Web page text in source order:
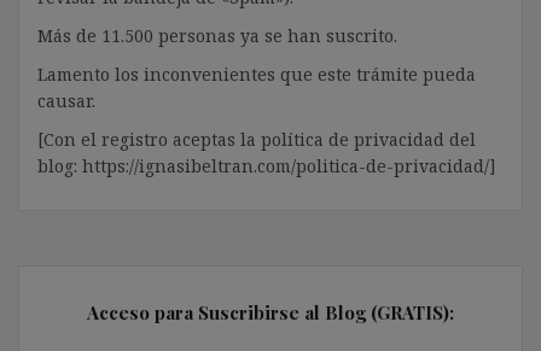
Más de 11.500 personas ya se han suscrito.
Lamento los inconvenientes que este trámite pueda
causar.
[Con el registro aceptas la política de privacidad del
blog: https://ignasibeltran.com/politica-de-privacidad/]
Acceso para Suscribirse al Blog (GRATIS):